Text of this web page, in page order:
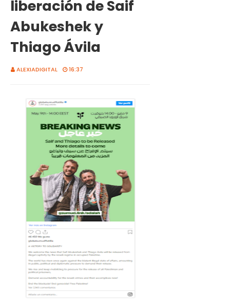
liberación de Saif
Abukeshek y
Thiago Ávila
ALEXIADIGITAL 16:37